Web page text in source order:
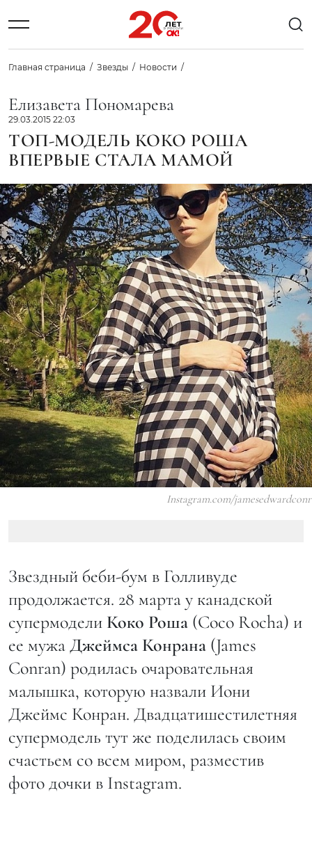
Главная страница Звезды Новости
Елизавета Пономарева
29.03.2015 22:03
ТОП-МОДЕЛЬ КОКО РОША
ВПЕРВЫЕ СТАЛА МАМОЙ
Instagram.com/
Звездный беби-бум в Голливуде
продолжается. 28 марта у канадской
супермодели Коко Роша (Coco Rocha) и
ее мужаДжеймса Конрана (James
Conran) родилась очаровательная
малышка, которую назвали Иони
Джеймс Конран. Двадцатишестилетняя
супермодель тут же поделилась своим
счастьем со всем миром, разместив
фото дочки в Instagram.